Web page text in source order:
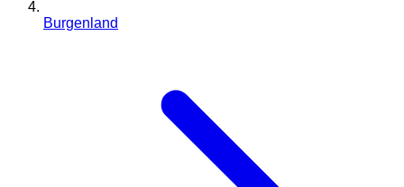
Burgenland